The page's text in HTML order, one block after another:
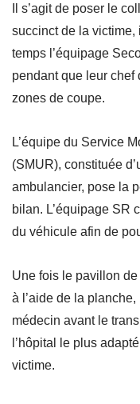
Il s’agit de poser le
succinct de la
temps l’équipage
pendant que leur chef
zones de coupe.
L’équipe du Service
(SMUR), constituée
ambulancier, pose la
bilan. L’équipage SR
du véhicule afin de
Une fois le pavillon
à l’aide de la
médecin avant le
l’hôpital le plus
victime.